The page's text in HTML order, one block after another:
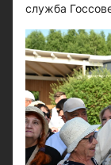
служба